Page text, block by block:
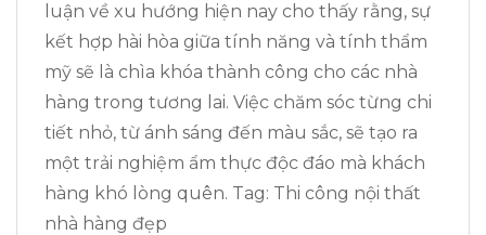
luận về xu hướng hiện nay cho thấy rằng, sự
kết hợp hài hòa giữa tính năng và tính thẩm
mỹ sẽ là chìa khóa thành công cho các nhà
hàng trong tương lai. Việc chăm sóc từng chi
tiết nhỏ, từ ánh sáng đến màu sắc, sẽ tạo ra
một trải nghiệm ẩm thực độc đáo mà khách
hàng khó lòng quên. Tag: Thi công nội thất
nhà hàng đẹp